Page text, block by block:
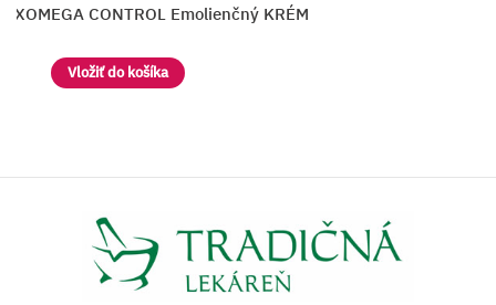
CONTROL Emolienčný KRÉM
Vložiť do košíka